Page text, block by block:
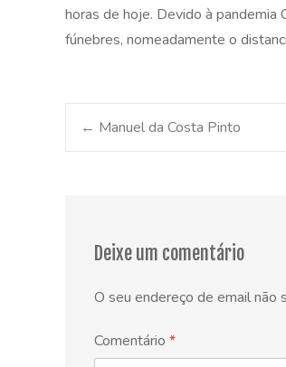
horas de hoje. Devido à
fúnebres, nomeadamente o
Post
← Manuel da Costa Pinto
Deixe um comentário
O seu endereço de email não
Comentário *